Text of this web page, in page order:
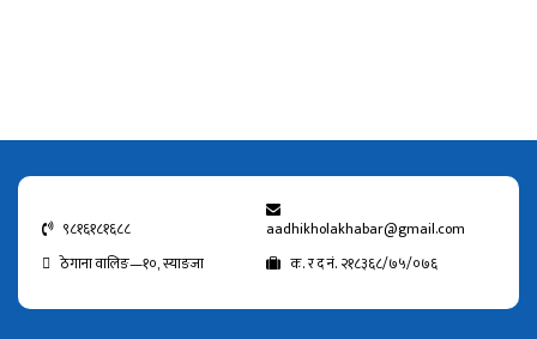
९८१६१८१६८८
aadhikholakhabar@gmail.com
ठेगाना वालिङ—१०, स्याङजा
क. र द नं. २१८३६८/७५/०७६